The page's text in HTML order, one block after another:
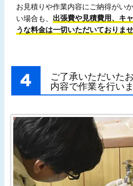
お見積りや作業内容にご納得がい
い場合も、 出張費や見積費用、キ
うな料金は一切いただいておりませ
ご了承いただいた
内容で作業を行い